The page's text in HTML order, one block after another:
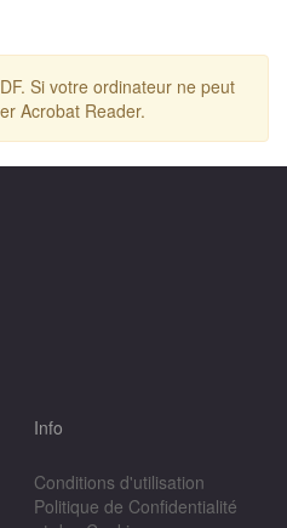
Si votre ordinateur ne peut
Acrobat Reader.
Info
Conditions d'utilisation
Politique de Confidentialité